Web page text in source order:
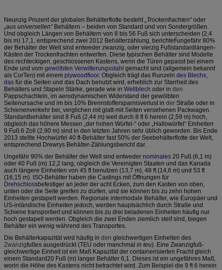
Neunzig Prozent der globalen Behälterflotte besteht„Trockenfrachten“oder
„aus universellen“Behältern – beiden von Standard und von Sondergrößen.
Und obgleich Längen von Behältern von 8 bis 56 Fuß sich unterscheiden (2,4
bis m) 17,1, entsprechend zwei 2012 Behälterzählung, berichtet[ungefähr 80%
der Behälter der Welt sind entweder zwanzig, oder vierzig Fußstandardlängen-
Kästen der Trockenfrachten entwerfen. Diese typischen Behälter sind Modelle
des rechteckigen, geschlossenen Kastens, wenn die Türen gepasst bei einem
Ende und vom gewölbten Verwitterungsstahl gemacht sind (allgemein bekannt
als CorTen) mit einem plywoodfloor. Obgleich trägt das Runzeln des Blechs,
das für die Seiten und das Dach benutzt wird, erheblich zur Starrheit des
Behälters und Stapeln Stärke, gerade wie in Wellblech oder in den
Pappschachteln, im aerodynamischen Widerstand der gewölbten
Seitenursache und im bis 10% Brennstoffersparnisverlust in der Straße oder in
Schienenverkehr bei, verglichen mit glatt-mit Seiten versehenen Packwagen.
Standardbehälter sind 8 Fuß (2,44 m) weit durch 8 ft 6 herein (2,59 m) hoch,
obgleich das höhere Messen „der hohen Würfel-“ oder „Hallowürfel“ Einheiten
9 Fuß 6 Zoll (2,90 m) sind in den letzten Jahren sehr üblich geworden. Bis Ende
2013 stellte Hochwürfel 40 ft-Behälter fast 50% der Seebehälterflotte der Welt,
entsprechend Drewrys Behälter-Zählungsbericht dar.
Ungefähr 90% der Behälter der Welt sind entweder nominales 20 Fuß (6,1 m)
oder 40 Fuß (m) 12,2 lang, obgleich die Vereinigten Staaten und das Kanada
auch längere Einheiten von 45 ft benutzen (13,7 m), 48 ft (14,6 m) und 53 ft
(16,15 m). ISO-Behälter haben die Castings mit Öffnungen für
Drehschlossbefestiger an jeder der acht Ecken, zum den Kasten von oben,
unten oder die Seite greifen zu dürfen, und sie können bis zu zehn hohen
Einheiten gestapelt werden. Regionale intermodale Behälter, wie Europäer und
US-inländische Einheiten jedoch, werden hauptsächlich durch Straße und
Schiene transportiert und können bis zu drei beladenen Einheiten häufig nur
hoch gestapelt werden. Obgleich die zwei Enden ziemlich steif sind, biegen
Behälter ein wenig während des Transportes.
Die Behälterkapazität wird häufig in den gleichwertigen Einheiten des
Zwanzigfußes ausgedrückt (TEU oder manchmal in teu). Eine Zwanzigfuß-
gleichwertige Einheit ist ein Maß Kapazität der containerisierten Fracht gleich
einem Standard20 Fuß (m) langer Behälter 6,1. Dieses ist ein ungefähres Maß,
worin die Höhe des Kastens nicht betrachtet wird. Zum Beispiel die 9 ft 6 herein